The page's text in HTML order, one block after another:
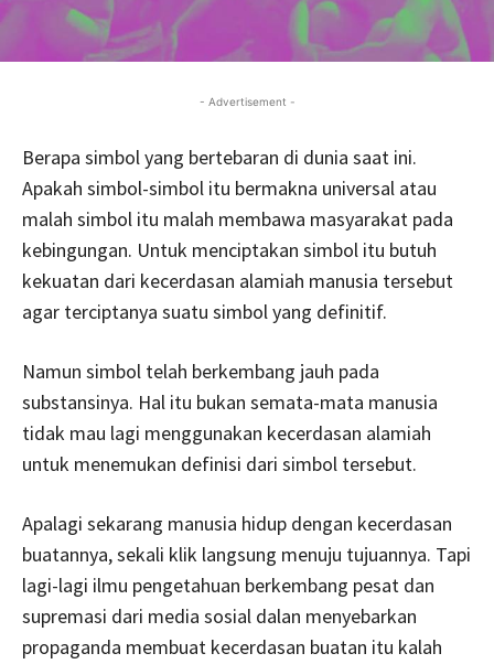
- Advertisement -
Berapa simbol yang bertebaran di dunia saat ini.
Apakah simbol-simbol itu bermakna universal atau
malah simbol itu malah membawa masyarakat pada
kebingungan. Untuk menciptakan simbol itu butuh
kekuatan dari kecerdasan alamiah manusia tersebut
agar terciptanya suatu simbol yang definitif.
Namun simbol telah berkembang jauh pada
substansinya. Hal itu bukan semata-mata manusia
tidak mau lagi menggunakan kecerdasan alamiah
untuk menemukan definisi dari simbol tersebut.
Apalagi sekarang manusia hidup dengan kecerdasan
buatannya, sekali klik langsung menuju tujuannya. Tapi
lagi-lagi ilmu pengetahuan berkembang pesat dan
supremasi dari media sosial dalan menyebarkan
propaganda membuat kecerdasan buatan itu kalah